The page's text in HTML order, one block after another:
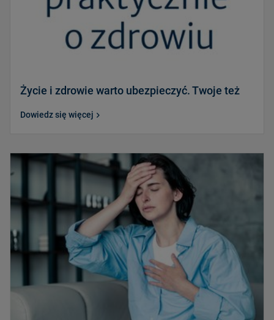
Życie i zdrowie warto ubezpieczyć. Twoje też
Dowiedz się więcej